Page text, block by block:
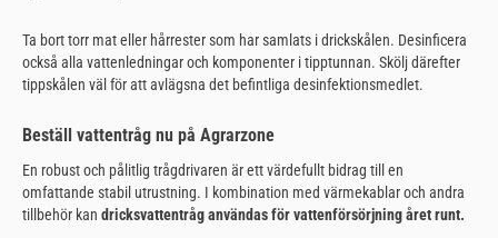
Ta bort torr mat eller hårrester som har samlats i drickskålen. Desinficera
också alla vattenledningar och komponenter i tipptunnan. Skölj därefter
tippskålen väl för att avlägsna det befintliga desinfektionsmedlet.
Beställ vattentråg nu på Agrarzone
En robust och pålitlig trågdrivaren är ett värdefullt bidrag till en
omfattande stabil utrustning. I kombination med värmekablar och andra
tillbehör kan dricksvattentråg användas för vattenförsörjning året runt.